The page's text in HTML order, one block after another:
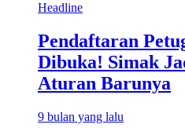
Headline
Pendaftaran
Dibuka! Simak
Aturan Barunya
9 bulan yang lalu